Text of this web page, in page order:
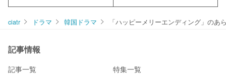
ciatr ドラマ 韓国ドラマ 「ハッピーメリーエンディング」の
記事情報
記事一覧 特集一覧